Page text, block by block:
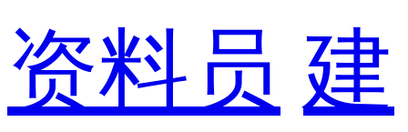
资料员 建